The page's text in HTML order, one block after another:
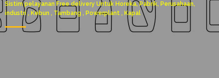
Sistim pelayanan Free delivery Untuk Horeka, Pabrik, Perusahaan,
industri , Kebun , Tambang , Powerplant , Kapal